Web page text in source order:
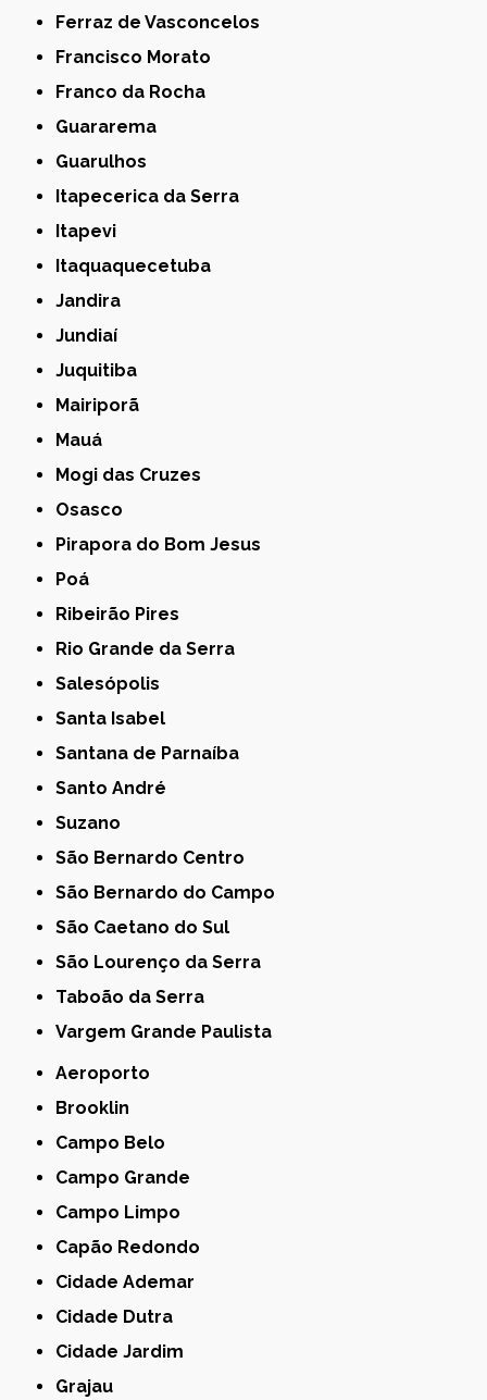
Ferraz de Vasconcelos
Francisco Morato
Franco da Rocha
Guararema
Guarulhos
Itapecerica da Serra
Itapevi
Itaquaquecetuba
Jandira
Jundiaí
Juquitiba
Mairiporã
Mauá
Mogi das Cruzes
Osasco
Pirapora do Bom Jesus
Poá
Ribeirão Pires
Rio Grande da Serra
Salesópolis
Santa Isabel
Santana de Parnaíba
Santo André
Suzano
São Bernardo Centro
São Bernardo do Campo
São Caetano do Sul
São Lourenço da Serra
Taboão da Serra
Vargem Grande Paulista
Aeroporto
Brooklin
Campo Belo
Campo Grande
Campo Limpo
Capão Redondo
Cidade Ademar
Cidade Dutra
Cidade Jardim
Grajau